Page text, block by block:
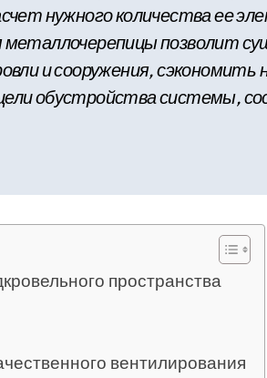
нужного количества ее
металлочерепицы позволит
и сооружения, сэкономить
обустройства системы,
пространства
вентилирования